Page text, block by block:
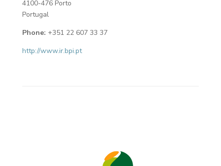
4100-476 Porto
Portugal
Phone: +351 22 607 33 37
http://www.ir.bpi.pt